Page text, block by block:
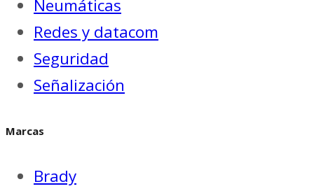
Neumáticas
Redes y datacom
Seguridad
Señalización
Marcas
Brady